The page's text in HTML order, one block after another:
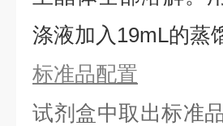
涤液加入19mL的蒸
标准品配置
试剂盒中取出标准